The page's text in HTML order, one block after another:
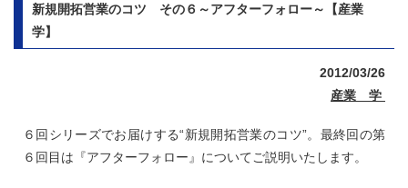
新規開拓営業のコツ その６～アフターフォロー～【産業
学】
2012/03/26
産業 学
６回シリーズでお届けする“新規開拓営業のコツ”。最終回の第
６回目は『アフターフォロー』についてご説明いたします。